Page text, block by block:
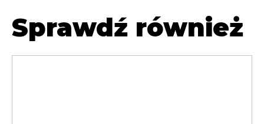
Sprawdź również